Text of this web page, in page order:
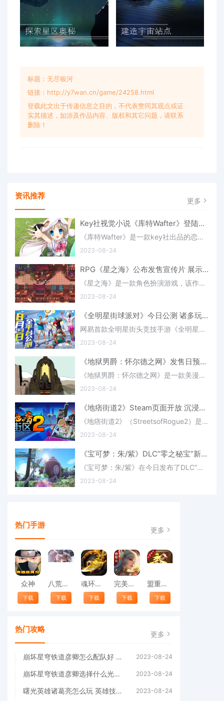
标题：无尽银河
链接：http://y7wan.cn/game/24258.html
登载此文出于传递信息之目的，不代表赞同其观点或证
实其描述，如涉及作品内容、版权和其它问题，请联系
删除！
资讯推荐 更多
Key社视觉小说《库特Wafter》登陆Switch 11月22日发售
《库特Wafter》是一款key社出品的恋爱视觉小说游戏，该作由Fami通速报Ryokutya2089透露游戏会在11月22日登陆日本地区的Switch，游戏由PROTOTYPE发行，售价5280日元，该作包含了新的功能以及图鉴鉴赏模式，同时也是《
2023-08-24
RPG《星之海》公布发售宣传片 展示新可玩角色(《星之海》 作者:卫风)
《星之海》是一款角色扮演游戏，该作由开发商SabotageStudio发布了游戏的发售宣传片，本次宣传片中展示了游戏的第四个可玩角色以及游戏的艺术风格、地图、敌人、Boss和辅助系统等内容。该作会在8月29日正式发售，上
2023-08-24
《全明星街球派对》今日公测 诸多玩法等你来战(全明星街球派对下载)
网易首款全明星街头竞技手游《全明星街球派对》公测今日正式开启！体验沉浸式的街球对抗，与诸多篮球巨星一起“并肩作战”！
2023-08-24
《地狱男爵：怀尔德之网》发售日预告 10月4日发售
《地狱男爵：怀尔德之网》是一款美漫风格的动作肉鸽游戏，该作今日在科隆游戏展中公布了发售日预告，游戏预计会在10月4日正式发售，上线NS/PS/Xbox/PC平台，具体的信息感兴趣的玩家可以了解一下。宣传片：《地狱男爵
2023-08-24
《地痞街道2》Steam页面开放 沉浸式RPG沙盒游戏
《地痞街道2》（StreetsofRogue2）是一款拥有多种可能性的沉浸式RPG沙盒游戏，该作目前已经在Steam商店上线了页面，游戏预计会在2024年上线，支持中文，具体的信息感兴趣的玩家可以了解一下。《地痞街道2》：Steam地
2023-08-24
《宝可梦：朱/紫》DLC“零之秘宝”新宝可梦：斯魔茶(宝可梦朱紫手机版兑换码)
《宝可梦：朱/紫》在今日发布了DLC“零之秘宝”新宝可梦“斯魔茶”的宣传视频，这个宝可梦是在北上乡新发现的宝可梦，虽然外表和来悲茶相似，但是其实有很大的区别，具体的信息感兴趣的玩家可以了解一下。《宝可梦：
2023-08-24
热门手游 更多
众神
下载
八荒寻仙录
下载
魂环攻速2
下载
完美世界：诸神之战
下载
盟重英雄之斗罗传奇
下载
热门攻略 更多
崩坏星穹铁道彦卿怎么配队好 阵容搭配攻略(崩坏星穹铁道彦卿培养攻略) 2023-08-24
崩坏星穹铁道彦卿选择什么光锥好 最佳光锥推荐(崩坏星穹铁道彦卿光锥) 2023-08-24
曙光英雄诸葛亮怎么玩 英雄技能搭配(曙光英雄诸葛亮怎么玩) 2023-08-24